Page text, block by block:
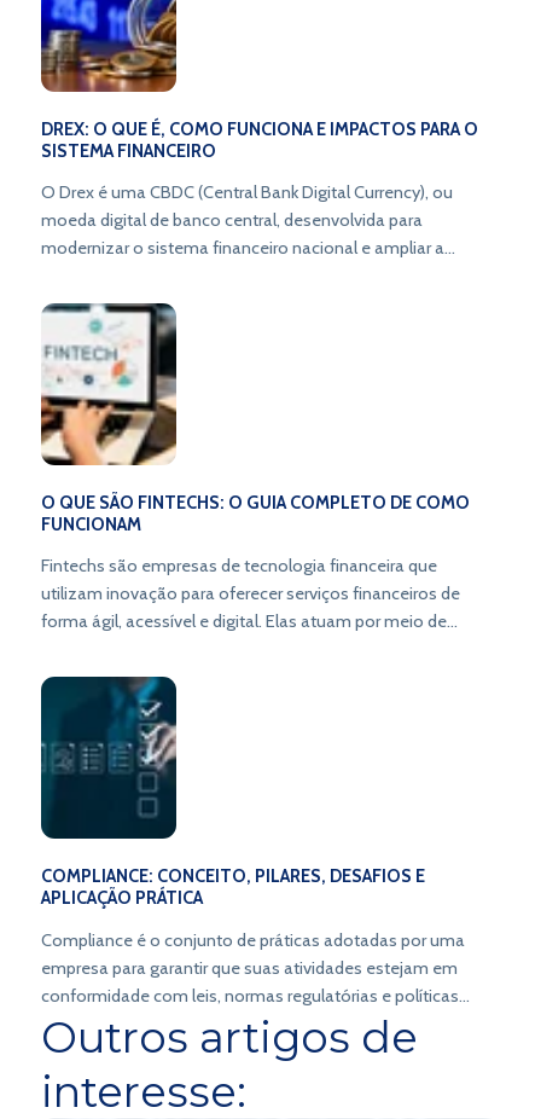
DREX: O QUE É, COMO FUNCIONA E IMPACTOS PARA O
SISTEMA FINANCEIRO
O Drex é uma CBDC (Central Bank Digital Currency), ou
moeda digital de banco central, desenvolvida para
modernizar o sistema financeiro nacional e ampliar a
O QUE SÃO FINTECHS: O GUIA COMPLETO DE COMO
FUNCIONAM
Fintechs são empresas de tecnologia financeira que
utilizam inovação para oferecer serviços financeiros de
forma ágil, acessível e digital. Elas atuam por meio de
transformando a forma de lidar com o dinheiro.
COMPLIANCE: CONCEITO, PILARES, DESAFIOS E
APLICAÇÃO PRÁTICA
Compliance é o conjunto de práticas adotadas por uma
empresa para garantir que suas atividades estejam em
conformidade com leis, normas regulatórias e políticas
internas.
Outros artigos de
interesse: